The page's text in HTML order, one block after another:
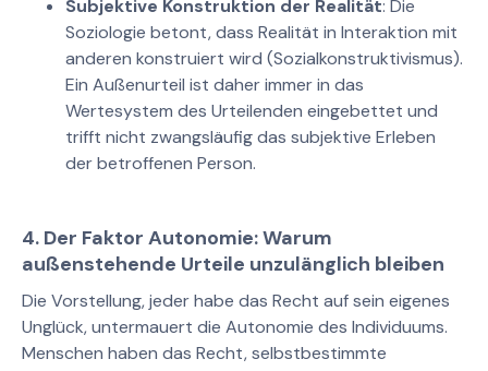
Subjektive Konstruktion der Realität: Die
Soziologie betont, dass Realität in Interaktion mit
anderen konstruiert wird (Sozialkonstruktivismus).
Ein Außenurteil ist daher immer in das
Wertesystem des Urteilenden eingebettet und
trifft nicht zwangsläufig das subjektive Erleben
der betroffenen Person.
4. Der Faktor Autonomie: Warum
außenstehende Urteile unzulänglich bleiben
Die Vorstellung, jeder habe das Recht auf sein eigenes
Unglück, untermauert die Autonomie des Individuums.
Menschen haben das Recht, selbstbestimmte